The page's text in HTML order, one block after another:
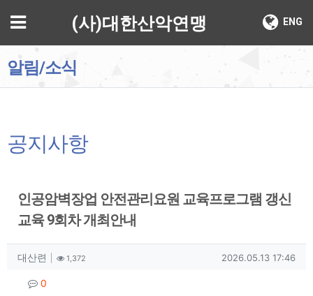
메뉴 ENG
(사)대한산악연맹
알림/소식
공지사항
인공암벽장업 안전관리요원 교육프로그램 갱신
교육 9회차 개최안내
작성자 정보
대산련 작성1,372조회 작성일
2026.05.13 17:46
컨텐츠 정보
0